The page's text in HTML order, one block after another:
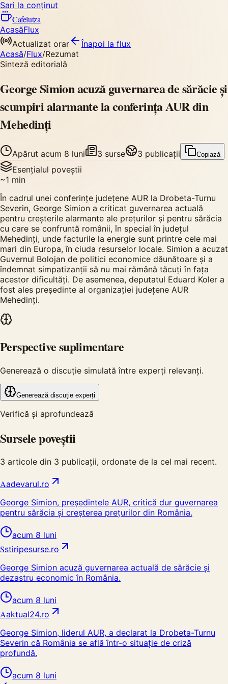
Sari la conținut
Cafelutza
AcasăFlux
Actualizat orar
Înapoi la flux
Acasă/Flux/Rezumat
Sinteză editorială
George Simion acuză guvernarea de sărăcie și
scumpiri alarmante la conferința AUR din
Mehedinți
Apărut acum 8 luni 3 surse 3 publicații Copiază
Esențialul poveștii
~1 min
În cadrul unei conferințe județene AUR la Drobeta-Turnu
Severin, George Simion a criticat guvernarea actuală
pentru creșterile alarmante ale prețurilor și pentru sărăcia
cu care se confruntă românii, în special în județul
Mehedinți, unde facturile la energie sunt printre cele mai
mari din Europa, în ciuda resurselor locale. Simion a acuzat
Guvernul Bolojan de politici economice dăunătoare și a
îndemnat simpatizanții să nu mai rămână tăcuți în fața
acestor dificultăți. De asemenea, deputatul Eduard Koler a
fost ales președinte al organizației județene AUR
Mehedinți.
Perspective suplimentare
Generează o discuție simulată între experți relevanți.
Generează discuție experți
Verifică și aprofundează
Sursele poveștii
3 articole din 3 publicații, ordonate de la cel mai recent.
Aadevarul.ro
George Simion, președintele AUR, critică dur guvernarea
pentru sărăcia și creșterea prețurilor din România.
acum 8 luni
Sstiripesurse.ro
George Simion acuză guvernarea actuală de sărăcie și
dezastru economic în România.
acum 8 luni
Aaktual24.ro
George Simion, liderul AUR, a declarat la Drobeta-Turnu
Severin că România se află într-o situație de criză
profundă.
acum 8 luni